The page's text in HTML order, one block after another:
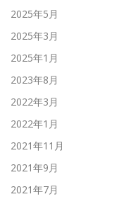
2025年5月
2025年3月
2025年1月
2023年8月
2022年3月
2022年1月
2021年11月
2021年9月
2021年7月